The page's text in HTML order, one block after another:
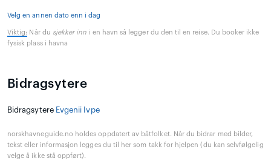
Velg en annen dato enn i dag
Viktig: Når du sjekker inn i en havn så legger du den til en reise. Du booker ikke
fysisk plass i havna
Bidragsytere
Bidragsytere Evgenii Ivpe
norskhavneguide.no holdes oppdatert av båtfolket. Når du bidrar med bilder,
tekst eller informasjon legges du til her som takk for hjelpen (du kan selvfølgelig
velge å ikke stå oppført).